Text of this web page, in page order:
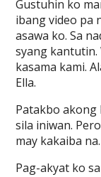
Gustuhin ko
ibang video pa
asawa ko. Sa
syang kantutin.
kasama kami.
Ella.
Patakbo akong
sila iniwan.
may kakaiba
Pag-akyat ko